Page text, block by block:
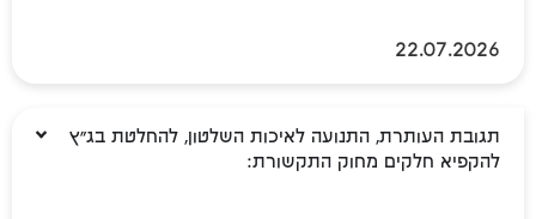
22.07.2026
תגובת העותרת, התנועה לאיכות השלטון, להחלטת בג"ץ
להקפיא חלקים מחוק התקשורת: